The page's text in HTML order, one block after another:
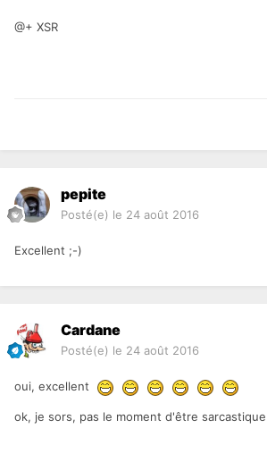
@+ XSR
pepite
Posté(e) le 24 août 2016
Excellent ;-)
Cardane
Posté(e) le 24 août 2016
oui, excellent
ok, je sors, pas le moment d'être sarcastique